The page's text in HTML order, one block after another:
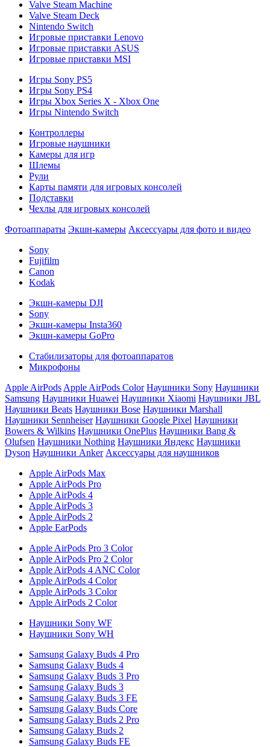
Valve Steam Machine
Valve Steam Deck
Nintendo Switch
Игровые приставки Lenovo
Игровые приставки ASUS
Игровые приставки MSI
Игры Sony PS5
Игры Sony PS4
Игры Xbox Series X - Xbox One
Игры Nintendo Switch
Контроллеры
Игровые наушники
Камеры для игр
Шлемы
Рули
Карты памяти для игровых консолей
Подставки
Чехлы для игровых консолей
Фотоаппараты Экшн-камеры Аксессуары для фото и видео
Sony
Fujifilm
Canon
Kodak
Экшн-камеры DJI
Sony
Экшн-камеры Insta360
Экшн-камеры GoPro
Стабилизаторы для фотоаппаратов
Микрофоны
Apple AirPods Apple AirPods Color Наушники Sony Наушники
Samsung Наушники Huawei Наушники Xiaomi Наушники JBL
Наушники Beats Наушники Bose Наушники Marshall
Наушники Sennheiser Наушники Google Pixel Наушники
Bowers & Wilkins Наушники OnePlus Наушники Bang &
Olufsen Наушники Nothing Наушники Яндекс Наушники
Dyson Наушники Anker Аксессуары для наушников
Apple AirPods Max
Apple AirPods Pro
Apple AirPods 4
Apple AirPods 3
Apple AirPods 2
Apple EarPods
Apple AirPods Pro 3 Color
Apple AirPods Pro 2 Color
Apple AirPods 4 ANC Color
Apple AirPods 4 Color
Apple AirPods 3 Color
Apple AirPods 2 Color
Наушники Sony WF
Наушники Sony WH
Samsung Galaxy Buds 4 Pro
Samsung Galaxy Buds 4
Samsung Galaxy Buds 3 Pro
Samsung Galaxy Buds 3
Samsung Galaxy Buds 3 FE
Samsung Galaxy Buds Core
Samsung Galaxy Buds 2 Pro
Samsung Galaxy Buds 2
Samsung Galaxy Buds FE